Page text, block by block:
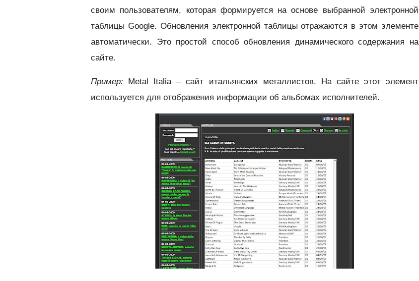
своим пользователям, которая формируется на основе выбранной электронной
таблицы Google. Обновления электронной таблицы отражаются в этом элементе
автоматически. Это простой способ обновления динамического содержания на
сайте.
Пример: Metal Italia – сайт итальянских металлистов. На сайте этот элемент
используется для отображения информации об альбомах исполнителей.